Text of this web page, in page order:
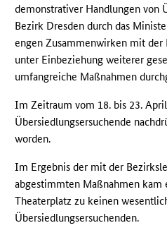
demonstrativer Handlungen von
Bezirk Dresden durch das
engen Zusammenwirken mit
unter Einbeziehung weiterer
umfangreiche Maßnahmen
Im Zeitraum vom 18. bis 23.
Übersiedlungsersuchende
worden.
Im Ergebnis der mit der
abgestimmten Maßnahmen kam
Theaterplatz zu keinen
Übersiedlungsersuchenden.